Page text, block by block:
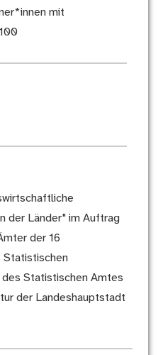
mit
der Länder" im Auftrag
der 16
Statistischen
des Statistischen Amtes
der Landeshauptstadt